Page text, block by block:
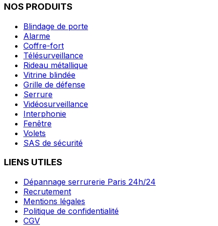
NOS PRODUITS
Blindage de porte
Alarme
Coffre-fort
Télésurveillance
Rideau métallique
Vitrine blindée
Grille de défense
Serrure
Vidéosurveillance
Interphonie
Fenêtre
Volets
SAS de sécurité
LIENS UTILES
Dépannage serrurerie Paris 24h/24
Recrutement
Mentions légales
Politique de confidentialité
CGV